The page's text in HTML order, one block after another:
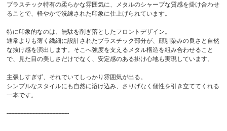
プラスチック特有の柔らかな雰囲気に、メタルのシャープな質感を掛け合わせ
ることで、軽やかで洗練された印象に仕上げられています。
特に印象的なのは、無駄を削ぎ落としたフロントデザイン。
通常よりも薄く繊細に設計されたプラスチック部分が、顔馴染みの良さと自然
な抜け感を演出します。そこへ強度を支えるメタル構造を組み合わせること
で、見た目の美しさだけでなく、安定感のある掛け心地も実現しています。
主張しすぎず、それでいてしっかり雰囲気が出る。
シンプルなスタイルにも自然に溶け込み、さりげなく個性を引き立ててくれる
一本です。
-----------------------------------------